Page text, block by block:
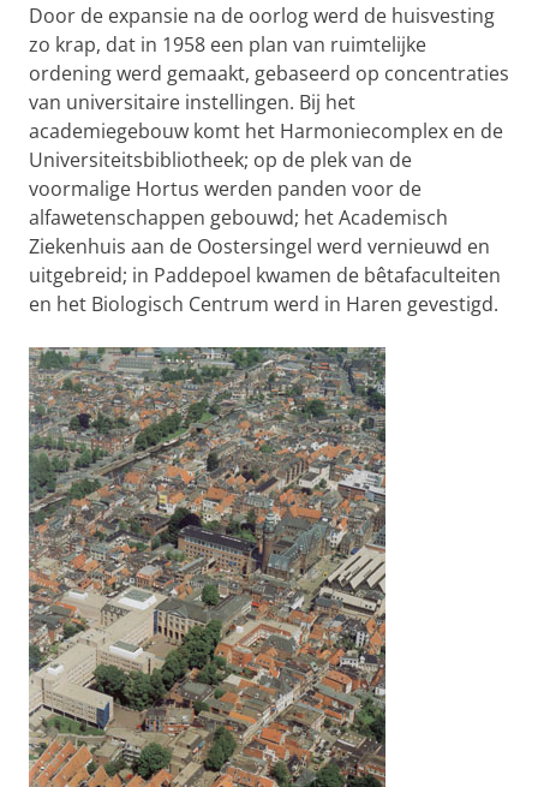
Door de expansie na de oorlog werd de huisvesting
zo krap, dat in 1958 een plan van ruimtelijke
ordening werd gemaakt, gebaseerd op concentraties
van universitaire instellingen. Bij het
academiegebouw komt het Harmoniecomplex en de
Universiteitsbibliotheek; op de plek van de
voormalige Hortus werden panden voor de
alfawetenschappen gebouwd; het Academisch
Ziekenhuis aan de Oostersingel werd vernieuwd en
uitgebreid; in Paddepoel kwamen de bêtafaculteiten
en het Biologisch Centrum werd in Haren gevestigd.